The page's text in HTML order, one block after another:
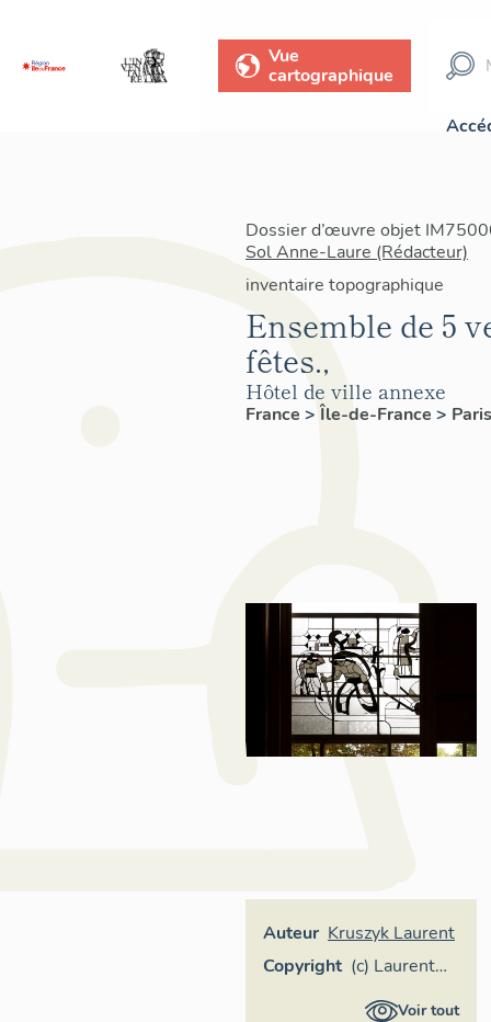
Vue
cartographique
Dossier d’œuvre objet
Sol Anne-Laure (Rédacteur)
inventaire topographique
Ensemble de 5
fêtes.,
Hôtel de ville annexe
France > Île-de-France >
Auteur Kruszyk Laurent
Copyright (c) Laurent
Kruszyk,Voir tout